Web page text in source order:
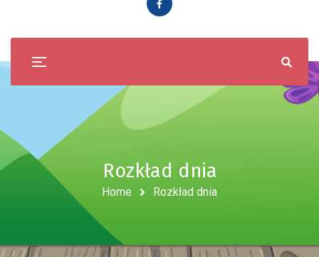
Rozkład dnia
Home Rozkład dnia